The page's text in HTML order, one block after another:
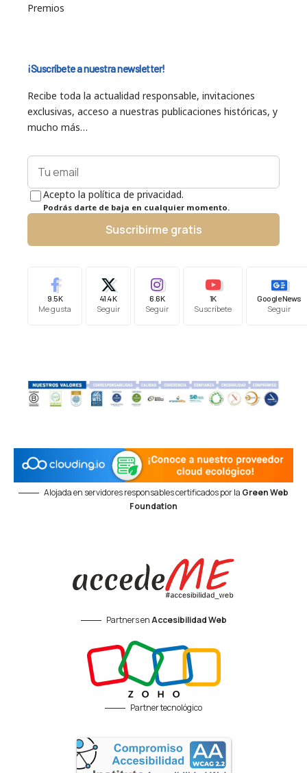
Premios
¡Suscríbete a nuestra newsletter!
Recibe toda la actualidad responsable, invitaciones
exclusivas, acceso a nuestras publicaciones históricas, y
mucho más…
Acepto la política de privacidad.
Podrás darte de baja en cualquier momento.
Suscribirme gratis
9.5K
Me gusta
41.4K
Seguir
6.6K
Seguir
1K
Suscríbete
Google News
Seguir
Alojada en servidores responsables certificados por la Green Web
Foundation
Partners enAccesibilidad Web
Partner tecnológico